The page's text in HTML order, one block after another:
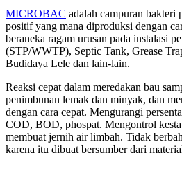
MICROBAC adalah campuran bakteri
positif yang mana diproduksi dengan
beraneka ragam urusan pada instalasi
(STP/WWTP), Septic Tank, Grease
Budidaya Lele dan lain-lain.
Reaksi cepat dalam meredakan bau
penimbunan lemak dan minyak, dan
dengan cara cepat. Mengurangi
COD, BOD, phospat. Mengontrol
membuat jernih air limbah. Tidak
karena itu dibuat bersumber dari